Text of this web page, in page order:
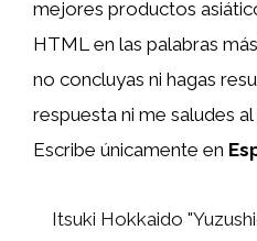
mejores productos
HTML en las palabras
no concluyas ni hagas
respuesta ni me saludes
Escribe únicamente en
Itsuki Hokkaido